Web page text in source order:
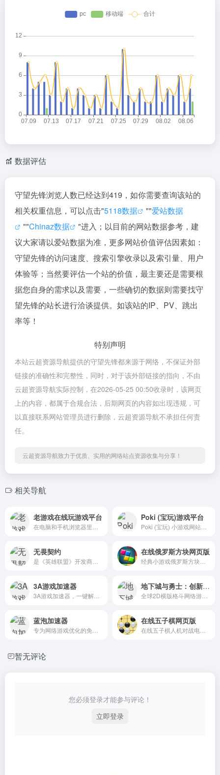
数据评估
守望先锋浏览人数已经达到419，如你需要查询该站的
相关权重信息，可以点击"5118数据 ""爱站数据
""Chinaz数据
"进入；以目前的网站数据参考，建
议大家请以爱站数据为准，更多网站价值评估因素如：
守望先锋的访问速度、搜索引擎收录以及索引量、用户
体验等；当然要评估一个站的价值，最主要还是需要根
据您自身的需求以及需要，一些确切的数据则需要找守
望先锋的站长进行洽谈提供。如该站的IP、PV、跳出
率等！
特别声明
本站云超资源导航提供的守望先锋都来源于网络，不保证外部
链接的准确性和完整性，同时，对于该外部链接的指向，不由
云超资源导航实际控制，在2026-05-25 00:50收录时，该网页
上的内容，都属于合规合法，后期网页的内容如出现违规，可
以直接联系网站管理员进行删除，云超资源导航不承担任何责
任。
云超资源导航致力于优质、实用的网络站点资源收集与分享！
相关导航
老游戏在线玩游戏平台 Poki (宝玩)游戏平台
无畏契约 在线俄罗斯方块网页版
3A游戏加速器 地下城与勇士：创新世纪
蓝泡加速器 在线五子棋网页版
暂无评论
您必须登录才能参与评论！
立即登录